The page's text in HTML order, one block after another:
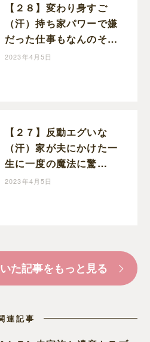
【２８】変わり身すご
（汗）持ち家パワーで嫌
だった仕事もなんのそ
の！半額一家、家を買う
2023年4月5日
【２７】反動エグいな
（汗）家が夫にかけた一
生に一度の魔法に驚
愕・・半額一家、家を買
2023年4月5日
た記事をもっと見る
連記事